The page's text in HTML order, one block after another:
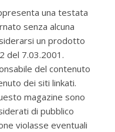
una testata
senza alcuna
un prodotto
del 7.03.2001.
del contenuto
dei siti linkati.
magazine sono
di pubblico
violasse eventuali